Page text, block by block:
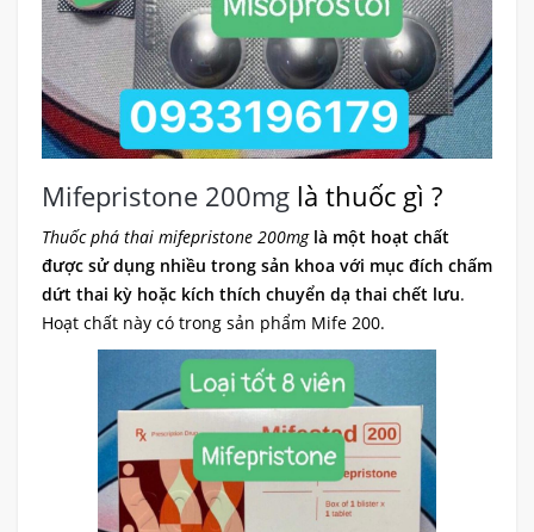
Mifepristone 200mg là thuốc gì ?
Thuốc phá thai mifepristone 200mg là một hoạt chất
được sử dụng nhiều trong sản khoa với mục đích chấm
dứt thai kỳ hoặc kích thích chuyển dạ thai chết lưu.
Hoạt chất này có trong sản phẩm Mife 200.